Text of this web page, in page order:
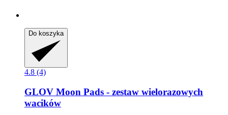
Do koszyka
4.8 (4)
GLOV Moon Pads -​ zestaw wielorazowych
wacików